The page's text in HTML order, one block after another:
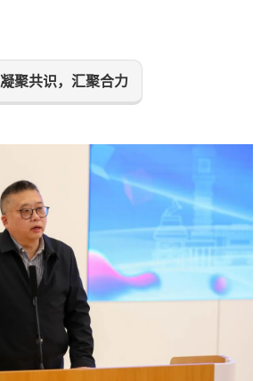
凝聚共识，汇聚合力